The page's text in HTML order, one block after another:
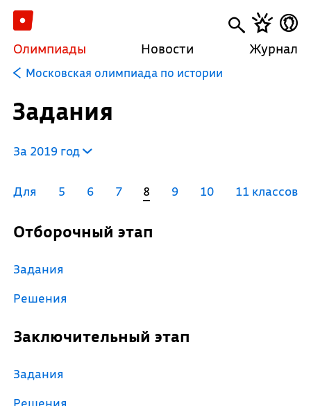
Олимпиады Новости Журнал
Московская олимпиада по истории
Задания
За 2019 год
Для 5 6 7 8 9 10 11 классов
Отборочный этап
Задания
Решения
Заключительный этап
Задания